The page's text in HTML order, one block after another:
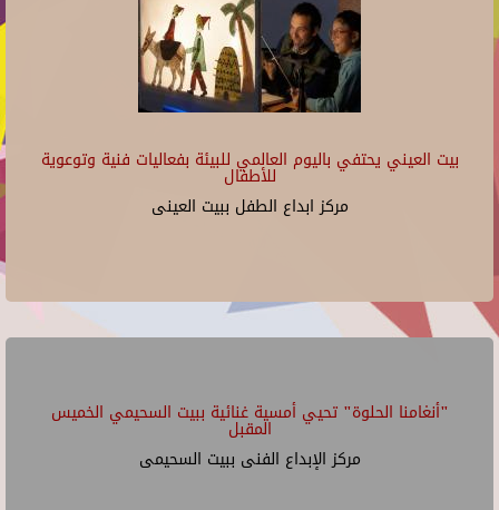
بيت العيني يحتفي باليوم العالمي للبيئة بفعاليات فنية وتوعوية
للأطفال
مركز ابداع الطفل ببيت العينى
"أنغامنا الحلوة" تحيي أمسية غنائية ببيت السحيمي الخميس
المقبل
مركز الإبداع الفنى ببيت السحيمى